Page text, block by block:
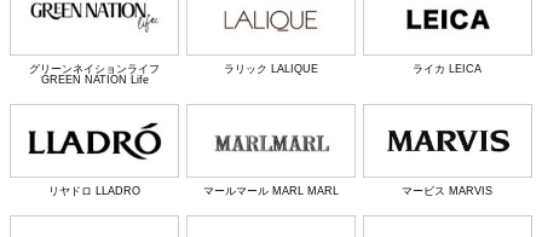
グリーンネイションライフ
GREEN NATION Life
ラリック LALIQUE ライカ LEICA
リヤドロ LLADRO マールマール MARL MARL マービス MARVIS